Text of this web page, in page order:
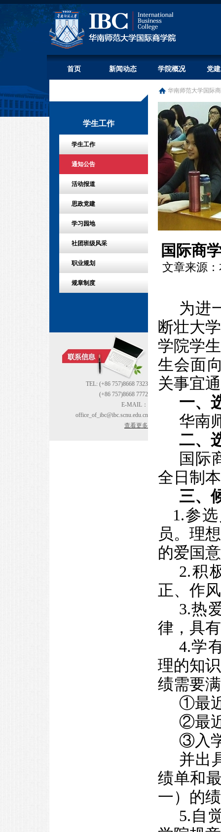
首页 新闻动态 学院概况 党
学生工作
学生工作
通知公告
活动报道
思政党建
学习园地
社团班级风采
职业规划
规章制度
TEL: (+86 757)8668 7323
(+86 757)8668 7772
E-MAIL：
office_of_ibc@ibc.scnu.edu.cn
查看更多
华南师范大学国际
国际商
文章来源
为进
断壮大
学院学
生会面
关事宜
一、
华南
二、
国际
全日制
三、
1.参选
员。理
的爱国
2.积
正、作
3.热
律，具
4.学
理的知
绩需要
①最
②最
③入
并出
绩单和
一）的
5.自